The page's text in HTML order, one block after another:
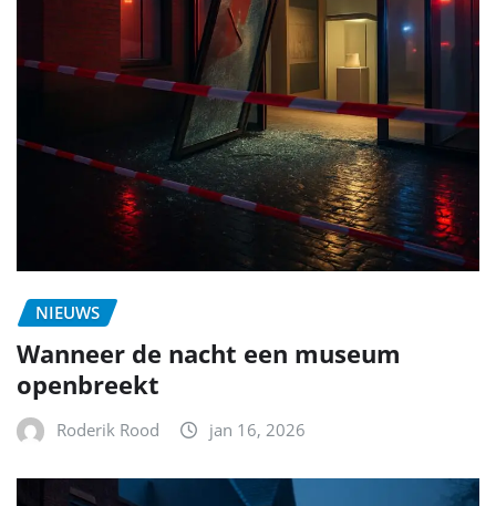
NIEUWS
Wanneer de nacht een museum
openbreekt
Roderik Rood jan 16, 2026